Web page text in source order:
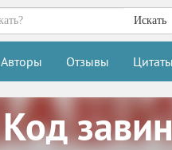
Искать
Авторы Отзывы Цитаты
Код